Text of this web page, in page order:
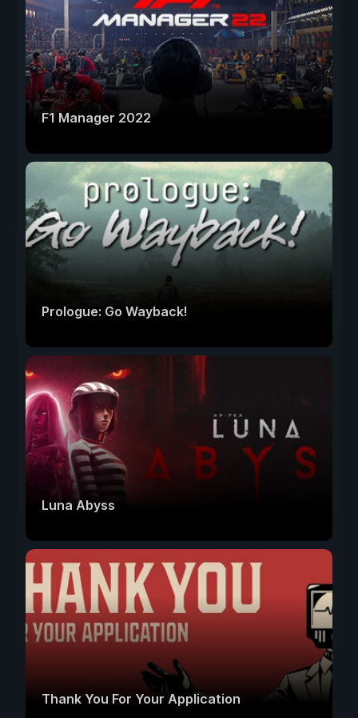
F1 Manager 2022
Prologue: Go Wayback!
Luna Abyss
Thank You For Your Application